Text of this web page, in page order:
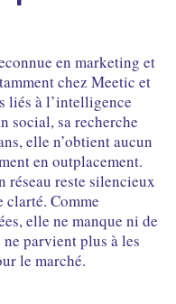
en marketing et
chez Meetic et
liés à l’intelligence
social, sa recherche
elle n’obtient aucun
en outplacement.
réseau reste silencieux
clarté. Comme
elle ne manque ni de
parvient plus à les
le marché.